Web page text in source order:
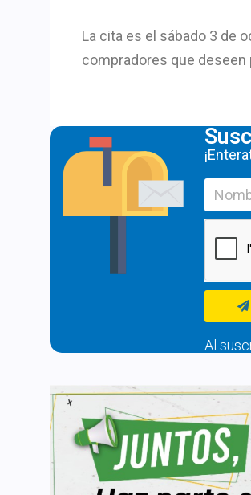
La cita es el sábado 3 de
compradores que
Al